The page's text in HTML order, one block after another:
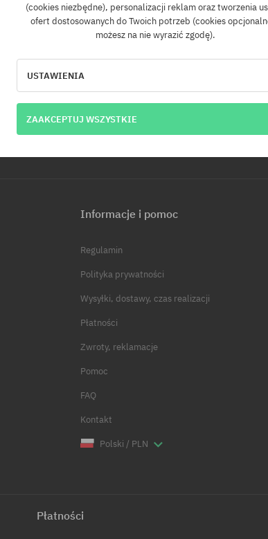
się do naszego newslettera, a dowiesz się jako pierwszy o
Dodatkowo otrzymasz kod rabatowy -5% na całe
e-mail jest jednoznaczne z wyrażeniem zgody na otrzymywanie
e-mail. Informujemy, że administratorem Twoich danych
z o.o. z siedzibą przy ul. Handlowców 2 w Modlniczce. Dowiedz się
Informacje i pomoc
Regulamin
Polityka prywatności
Wysyłki, dostawy, czas realizacji
Płatności
Zwroty, reklamacje
Pomoc
FAQ
Kontakt
Polski / PLN
Płatności
(cookies niezbędne), personalizacji reklam oraz tworzenia
ofert dostosowanych do Twoich potrzeb (cookies
możesz na nie wyrazić zgodę).
USTAWIENIA
ZAAKCEPTUJ WSZYSTKIE